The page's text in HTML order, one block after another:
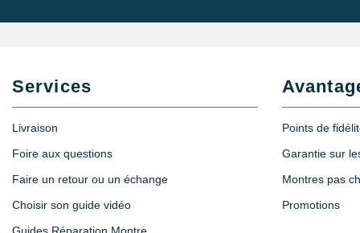
Services
Livraison
Foire aux questions
Faire un retour ou un échange
Choisir son guide vidéo
Points de
Garantie sur
Montres pas
Promotions